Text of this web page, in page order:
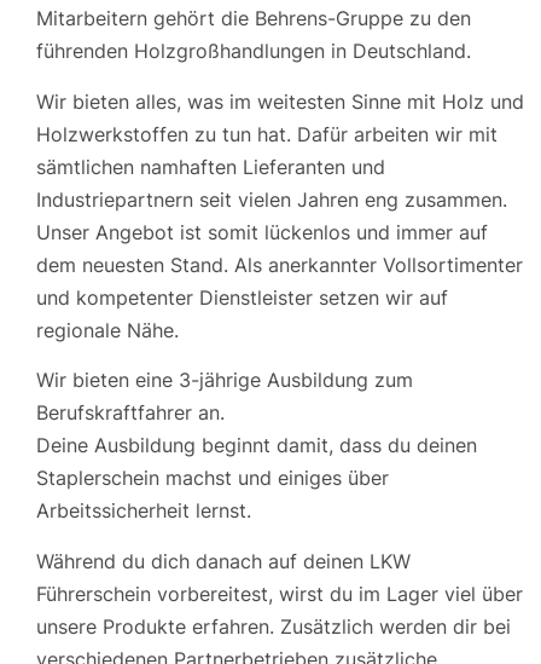
Mitarbeitern gehört die Behrens-Gruppe zu den
führenden Holzgroßhandlungen in Deutschland.
Wir bieten alles, was im weitesten Sinne mit Holz und
Holzwerkstoffen zu tun hat. Dafür arbeiten wir mit
sämtlichen namhaften Lieferanten und
Industriepartnern seit vielen Jahren eng zusammen.
Unser Angebot ist somit lückenlos und immer auf
dem neuesten Stand. Als anerkannter Vollsortimenter
und kompetenter Dienstleister setzen wir auf
regionale Nähe.
Wir bieten eine 3-jährige Ausbildung zum
Berufskraftfahrer an.
Deine Ausbildung beginnt damit, dass du deinen
Staplerschein machst und einiges über
Arbeitssicherheit lernst.
Während du dich danach auf deinen LKW
Führerschein vorbereitest, wirst du im Lager viel über
unsere Produkte erfahren. Zusätzlich werden dir bei
verschiedenen Partnerbetrieben zusätzliche